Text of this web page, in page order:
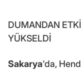
DUMANDAN
YÜKSELDİ
Sakarya'da,